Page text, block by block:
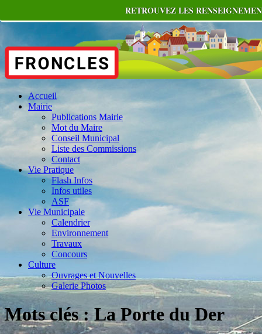
Accueil
Mairie
Publications Mairie
Mot du Maire
Conseil Municipal
Liste des Commissions
Contact
Vie Pratique
Flash Infos
Infos utiles
ASF
Vie Municipale
Calendrier
Environnement
Travaux
Concours
Culture
Ouvrages et Nouvelles
Galerie Photos
Mots clés : La Porte du Der
RETROUVEZ LES